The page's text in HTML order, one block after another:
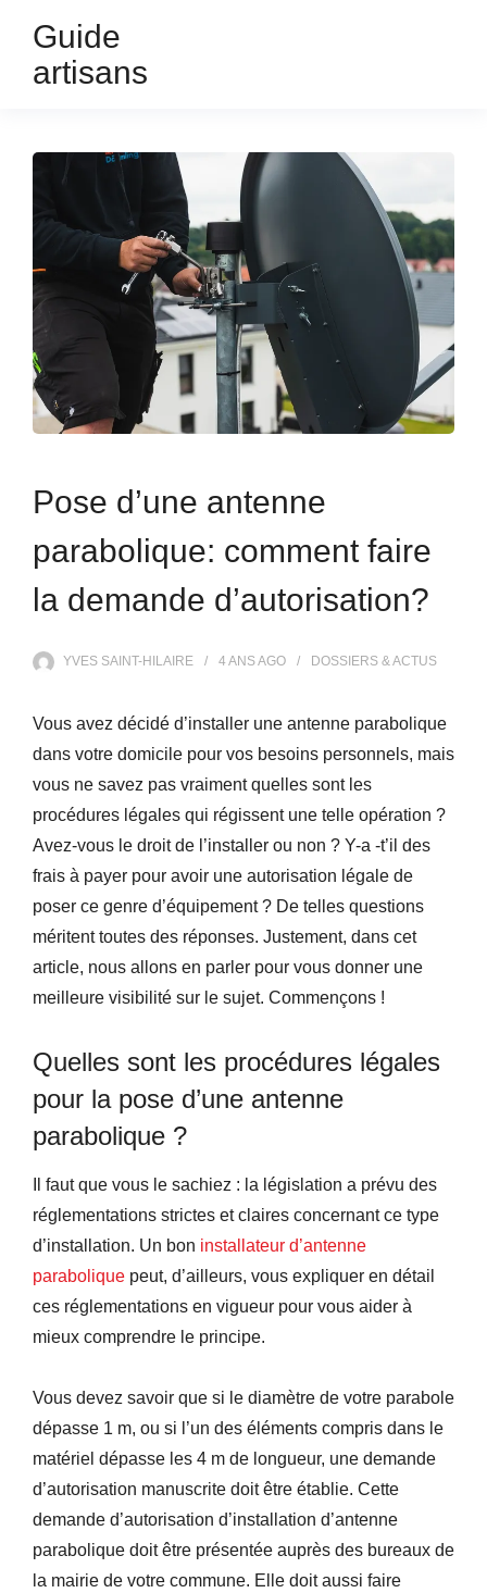
Guide
artisans
Pose d’une antenne
parabolique: comment faire
la demande d’autorisation?
YVES SAINT-HILAIRE 4 ANSAGO DOSSIERS & ACTUS
Vous avez décidé d’installer une antenne parabolique
dans votre domicile pour vos besoins personnels, mais
vous ne savez pas vraiment quelles sont les
procédures légales qui régissent une telle opération ?
Avez-vous le droit de l’installer ou non ? Y-a -t’il des
frais à payer pour avoir une autorisation légale de
poser ce genre d’équipement ? De telles questions
méritent toutes des réponses. Justement, dans cet
article, nous allons en parler pour vous donner une
meilleure visibilité sur le sujet. Commençons !
Quelles sont les procédures légales
pour la pose d’une antenne
parabolique ?
Il faut que vous le sachiez : la législation a prévu des
réglementations strictes et claires concernant ce type
d’installation. Un bon installateur d’antenne
parabolique peut, d’ailleurs, vous expliquer en détail
ces réglementations en vigueur pour vous aider à
mieux comprendre le principe.
Vous devez savoir que si le diamètre de votre parabole
dépasse 1 m, ou si l’un des éléments compris dans le
matériel dépasse les 4 m de longueur, une demande
d’autorisation manuscrite doit être établie. Cette
demande d’autorisation d’installation d’antenne
parabolique doit être présentée auprès des bureaux de
la mairie de votre commune. Elle doit aussi faire